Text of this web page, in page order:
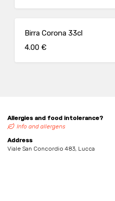
Birra Corona 33cl
4.00 €
Allergies and food intolerance?
Info and allergens
Address
Viale San Concordio 483, Lucca